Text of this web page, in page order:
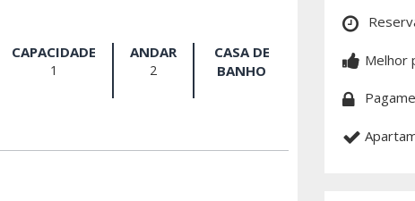
Melhor
CAPACIDADE
1
ANDAR
2
CASA DE
BANHO